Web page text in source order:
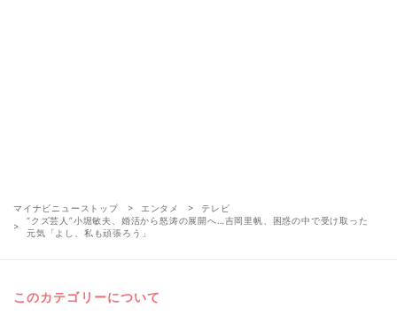
マイナビニューストップ エンタメ
テレビ
“クズ芸人”小堀敏夫、婚活から怒涛の展開へ…吉岡里帆、困惑の中で受け取った
元気「よし、私も頑張ろう」
このカテゴリーについて